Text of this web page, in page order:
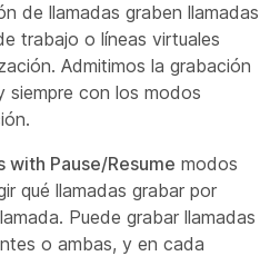
de llamadas graben llamadas
trabajo o líneas virtuales
Admitimos la grabación
siempre con los modos
with Pause/Resume modos
qué llamadas grabar por
Puede grabar llamadas
o ambas, y en cada